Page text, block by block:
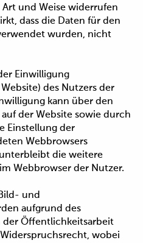
und Weise widerrufen
dass die Daten für den
wurden, nicht
Einwilligung
des Nutzers der
kann über den
der Website sowie durch
Einstellung der
Webbrowsers
die weitere
Webbrowser der Nutzer.
und
aufgrund des
der Öffentlichkeitsarbeit
wobei